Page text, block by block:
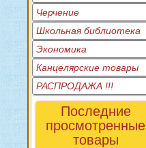
Черчение
Школьная библиотека
Экономика
Канцелярские товары
РАСПРОДАЖА !!!
Последние
просмотренные
товары